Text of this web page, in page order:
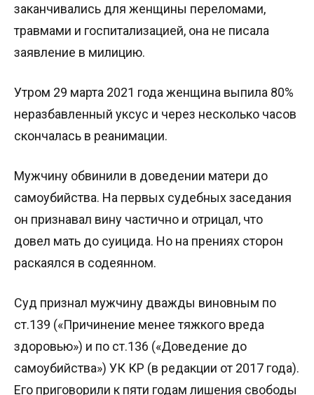
заканчивались для женщины переломами,
травмами и госпитализацией, она не писала
заявление в милицию.
Утром 29 марта 2021 года женщина выпила 80%
неразбавленный уксус и через несколько часов
скончалась в реанимации.
Мужчину обвинили в доведении матери до
самоубийства. На первых судебных заседания
он признавал вину частично и отрицал, что
довел мать до суицида. Но на прениях сторон
раскаялся в содеянном.
Суд признал мужчину дважды виновным по
ст.139 («Причинение менее тяжкого вреда
здоровью») и по ст.136 («Доведение до
самоубийства») УК КР (в редакции от 2017 года).
Его приговорили к пяти годам лишения свободы